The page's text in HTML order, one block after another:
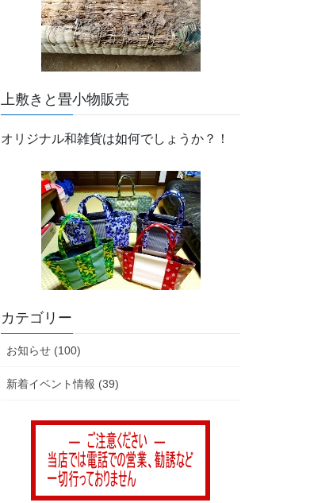
上敷きと畳小物販売
オリジナル和雑貨は如何でしょうか？！
カテゴリー
お知らせ (100)
新着イベント情報 (39)